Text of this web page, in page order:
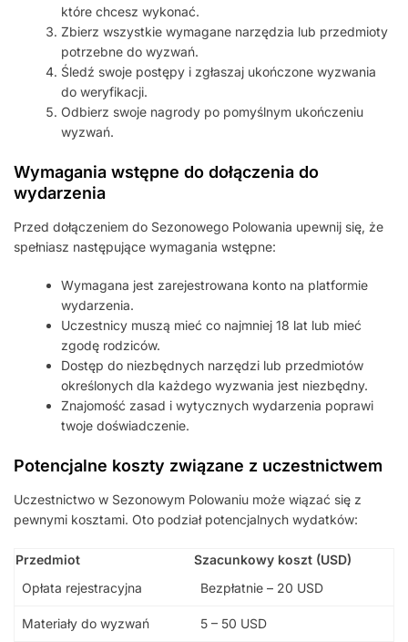
które chcesz wykonać.
Zbierz wszystkie wymagane narzędzia lub przedmioty
potrzebne do wyzwań.
Śledź swoje postępy i zgłaszaj ukończone wyzwania
do weryfikacji.
Odbierz swoje nagrody po pomyślnym ukończeniu
wyzwań.
Wymagania wstępne do dołączenia do
wydarzenia
Przed dołączeniem do Sezonowego Polowania upewnij się, że
spełniasz następujące wymagania wstępne:
Wymagana jest zarejestrowana konto na platformie
wydarzenia.
Uczestnicy muszą mieć co najmniej 18 lat lub mieć
zgodę rodziców.
Dostęp do niezbędnych narzędzi lub przedmiotów
określonych dla każdego wyzwania jest niezbędny.
Znajomość zasad i wytycznych wydarzenia poprawi
twoje doświadczenie.
Potencjalne koszty związane z uczestnictwem
Uczestnictwo w Sezonowym Polowaniu może wiązać się z
pewnymi kosztami. Oto podział potencjalnych wydatków:
Przedmiot
Szacunkowy koszt (USD)
Opłata rejestracyjna
Bezpłatnie – 20 USD
Materiały do wyzwań 5 – 50 USD